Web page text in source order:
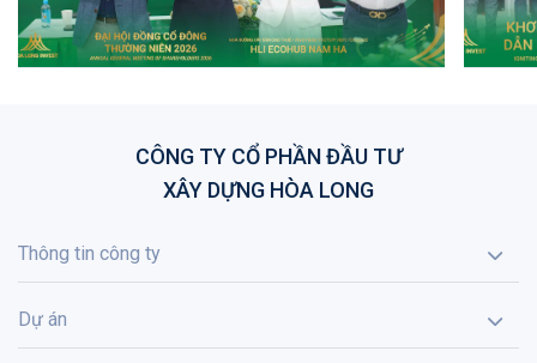
CÔNG TY CỔ PHẦN ĐẦU TƯ
XÂY DỰNG HÒA LONG
Thông tin công ty
Dự án